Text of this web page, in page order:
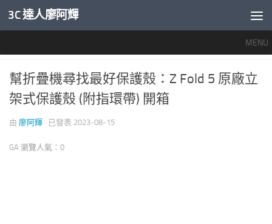
內文下方
3C 達人廖阿輝
MENU
0
幫折疊機尋找最好保護殼：Z Fold 5 原廠立
架式保護殼 (附指環帶) 開箱
由 廖阿輝 · 已發表 2023-08-15
GA 瀏覽人氣：0